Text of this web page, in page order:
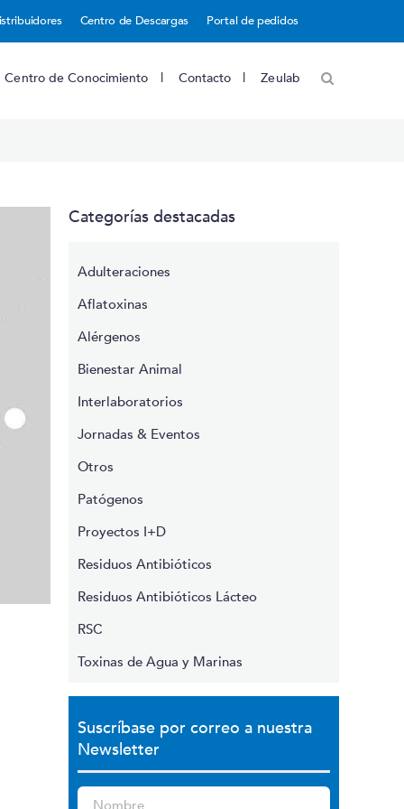
Centro de Descargas Portal de pedidos
Centro de Conocimiento Contacto Zeulab
Categorías destacadas
Adulteraciones
Aflatoxinas
Alérgenos
Bienestar Animal
Interlaboratorios
Jornadas & Eventos
Otros
Patógenos
Proyectos I+D
Residuos Antibióticos
Residuos Antibióticos Lácteo
RSC
Toxinas de Agua y Marinas
Suscríbase por correo a nuestra
Newsletter